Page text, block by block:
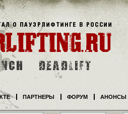
ПАРТНЕРЫ ФОРУМ АНОНСЫ